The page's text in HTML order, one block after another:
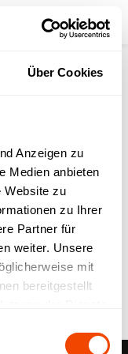
Über Cookies
Anzeigen zu
Medien anbieten
Website zu
zu Ihrer
Partner für
weiter. Unsere
mit
bereitgestellt
Login